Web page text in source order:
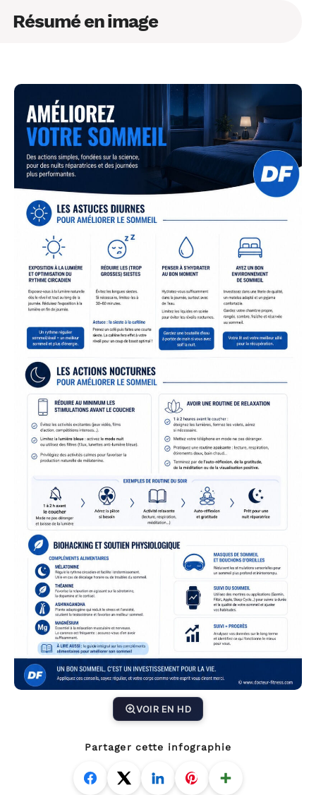
Résumé en image
VOIR EN HD
Partager cette infographie